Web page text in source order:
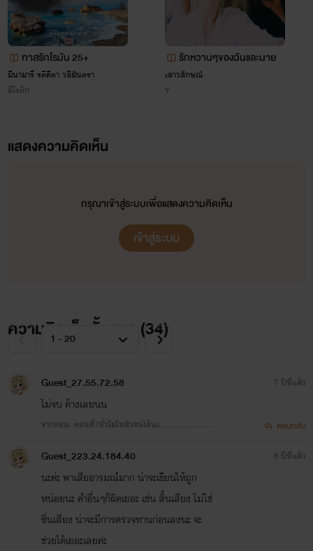
ทาสรักโรมัน 25+
มีนามารี รตีคีตา วลีมันตรา
อีโรติก
รักหวานๆของฉันและนาย
เสาวลักษณ์
Y
แสดงความคิดเห็น
กรุณาเข้าสู่ระบบเพื่อแสดงความคิดเห็น
เข้าสู่ระบบ
ความคิดเห็นทั้งหมด (34)
Guest_27.55.72.58
ไม่จบ ค้างเลยนน
จากตอน: ตอนที่7ยั่วโมโหผัวจนได้นะ…………………
7 ปีที่แล้ว
ตอบกลับ
Guest_223.24.184.40
นะค่ะ พาเสียอารมณ์มาก น่าจะเขียนให้ถูก
หน่อยนะ คำอื่นๆก็ผิดเยอะ เช่น สิ้นเสียง ไม่ใช่
ซิ่นเสียง น่าจะมีการตรวจทานก่อนลงนะ จะ
ช่วยได้เยอะเลยค่ะ
8 ปีที่แล้ว